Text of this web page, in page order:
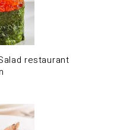
restaurant